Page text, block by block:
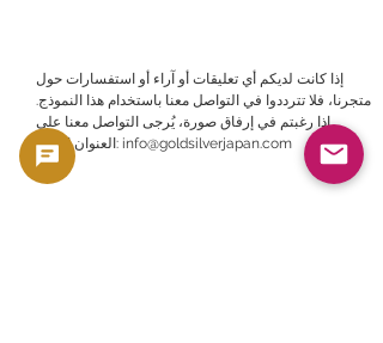
إذا كانت لديكم أي تعليقات أو آراء أو استفسارات حول
متجرنا، فلا تترددوا في التواصل معنا باستخدام هذا النموذج.
إذا رغبتم في إرفاق صورة، يُرجى التواصل معنا على
العنوان التالي: info@goldsilverjapan.com